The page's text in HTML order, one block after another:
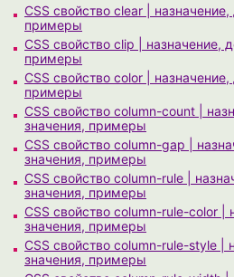
CSS свойство clear |
примеры
CSS свойство clip | назначение,
примеры
CSS свойство color |
примеры
CSS свойство column-count |
значения, примеры
CSS свойство column-gap |
значения, примеры
CSS свойство column-rule |
значения, примеры
CSS свойство column-rule-color |
значения, примеры
CSS свойство column-rule-style |
значения, примеры